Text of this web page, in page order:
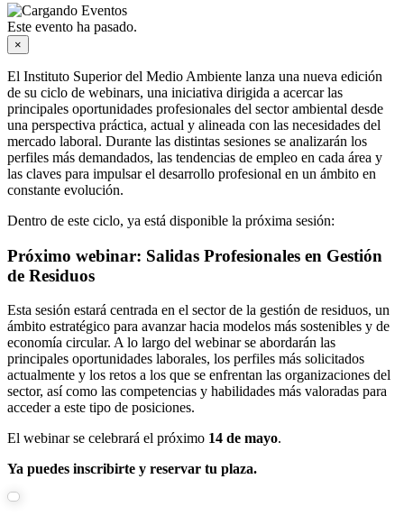
Este evento ha pasado.
×
El Instituto Superior del Medio Ambiente lanza una nueva edición
de su ciclo de webinars, una iniciativa dirigida a acercar las
principales oportunidades profesionales del sector ambiental desde
una perspectiva práctica, actual y alineada con las necesidades del
mercado laboral. Durante las distintas sesiones se analizarán los
perfiles más demandados, las tendencias de empleo en cada área y
las claves para impulsar el desarrollo profesional en un ámbito en
constante evolución.
Dentro de este ciclo, ya está disponible la próxima sesión:
Próximo webinar: Salidas Profesionales en Gestión
de Residuos
Esta sesión estará centrada en el sector de la gestión de residuos, un
ámbito estratégico para avanzar hacia modelos más sostenibles y de
economía circular. A lo largo del webinar se abordarán las
principales oportunidades laborales, los perfiles más solicitados
actualmente y los retos a los que se enfrentan las organizaciones del
sector, así como las competencias y habilidades más valoradas para
acceder a este tipo de posiciones.
El webinar se celebrará el próximo 14 de mayo.
Ya puedes inscribirte y reservar tu plaza.